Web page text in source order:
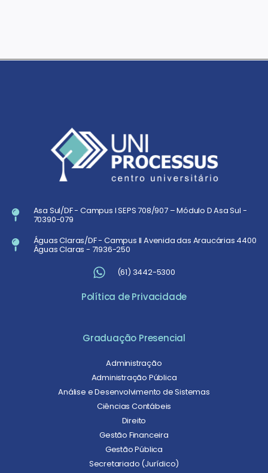
Asa Sul/DF - Campus I SEPS 708/907 – Módulo D Asa Sul -
70390-079
Águas Claras/DF - Campus II Avenida das Araucárias 4400
Águas Claras - 71936-250
(61) 3442-5300
Política de Privacidade
Graduação Presencial
Administração
Administração Pública
Análise e Desenvolvimento de Sistemas
Ciências Contábeis
Direito
Gestão Financeira
Gestão Pública
Secretariado (Jurídico)